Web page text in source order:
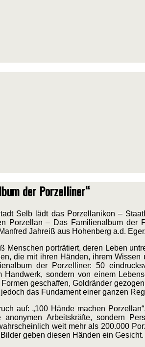
der Porzelliner“
Selb lädt das Porzellanikon –
Porzellan – Das Familienalbum der
Jahreiß aus Hohenberg a.d. Eger.
Menschen porträtiert, deren Leben
die mit ihren Händen, ihrem
der Porzelliner: 50
sondern von einem
geschaffen, Goldränder
das Fundament einer ganzen
auf: „100 Hände machen
Arbeitskräfte, sondern
weit mehr als 200.000
geben diesen Händen ein Gesicht.